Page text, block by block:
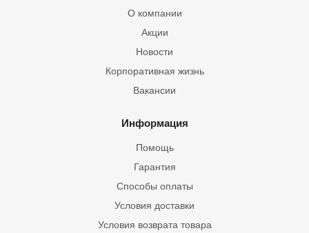
О компании
Акции
Новости
Корпоративная жизнь
Вакансии
Информация
Помощь
Гарантия
Способы оплаты
Условия доставки
Условия возврата товара